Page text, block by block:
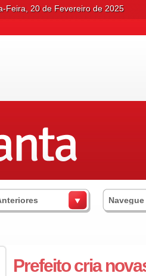
Feira, 20 de Fevereiro de 2025
Prefeito cria